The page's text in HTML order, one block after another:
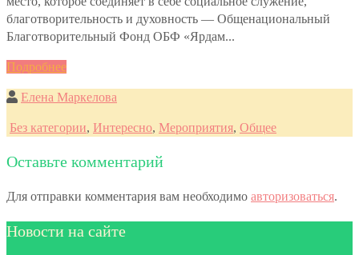
благотворительность и духовность — Общенациональный
Благотворительный Фонд ОБФ «Ярдам...
Подробнее
Елена Маркелова
Без категории, Интересно, Мероприятия, Общее
Оставьте комментарий
Для отправки комментария вам необходимо авторизоваться.
Новости на сайте